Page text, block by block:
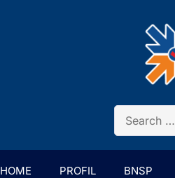
HOME PROFIL BNSP